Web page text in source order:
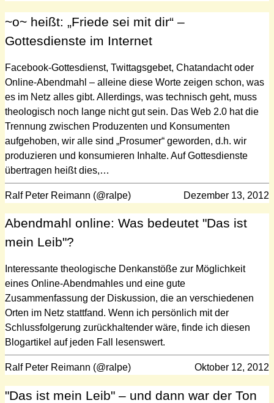
~o~ heißt: „Friede sei mit dir“ –
Gottesdienste im Internet
Facebook-Gottesdienst, Twittagsgebet, Chatandacht oder
Online-Abendmahl – alleine diese Worte zeigen schon, was
es im Netz alles gibt. Allerdings, was technisch geht, muss
theologisch noch lange nicht gut sein. Das Web 2.0 hat die
Trennung zwischen Produzenten und Konsumenten
aufgehoben, wir alle sind „Prosumer“ geworden, d.h. wir
produzieren und konsumieren Inhalte. Auf Gottesdienste
übertragen heißt dies,…
Ralf Peter Reimann (@ralpe) Dezember 13, 2012
Abendmahl online: Was bedeutet "Das ist
mein Leib"?
Interessante theologische Denkanstöße zur Möglichkeit
eines Online-Abendmahles und eine gute
Zusammenfassung der Diskussion, die an verschiedenen
Orten im Netz stattfand. Wenn ich persönlich mit der
Schlussfolgerung zurückhaltender wäre, finde ich diesen
Blogartikel auf jeden Fall lesenswert.
Ralf Peter Reimann (@ralpe) Oktober 12, 2012
"Das ist mein Leib" – und dann war der Ton